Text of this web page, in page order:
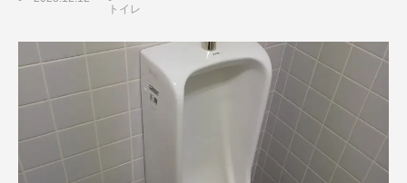
トイレ